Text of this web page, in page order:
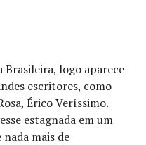
logo aparece
escritores, como
Érico Veríssimo.
estagnada em um
nada mais de